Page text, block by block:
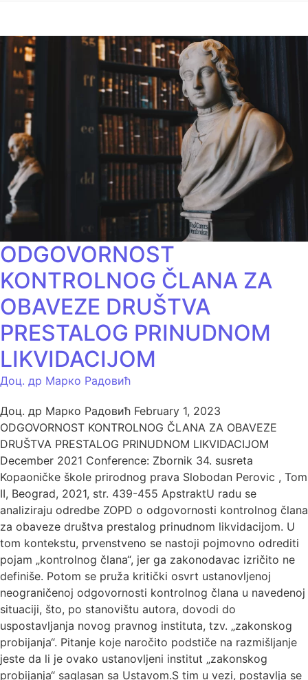
ODGOVORNOST
KONTROLNOG ČLANA ZA
OBAVEZE DRUŠTVA
PRESTALOG PRINUDNOM
LIKVIDACIJOM
Доц. др Марко Радовић
Доц. др Марко Радовић February 1, 2023
ODGOVORNOST KONTROLNOG ČLANA ZA OBAVEZE
DRUŠTVA PRESTALOG PRINUDNOM LIKVIDACIJOM
December 2021 Conference: Zbornik 34. susreta
Kopaoničke škole prirodnog prava Slobodan Perovic , Tom
II, Beograd, 2021, str. 439-455 ApstraktU radu se
analiziraju odredbe ZOPD o odgovornosti kontrolnog člana
za obaveze društva prestalog prinudnom likvidacijom. U
tom kontekstu, prvenstveno se nastoji pojmovno odrediti
pojam „kontrolnog člana“, jer ga zakonodavac izričito ne
definiše. Potom se pruža kritički osvrt ustanovljenoj
neograničenoj odgovornosti kontrolnog člana u navedenoj
situaciji, što, po stanovištu autora, dovodi do
uspostavljanja novog pravnog instituta, tzv. „zakonskog
probijanja“. Pitanje koje naročito podstiče na razmišljanje
jeste da li je ovako ustanovljeni institut „zakonskog
probijanja“ saglasan sa Ustavom.S tim u vezi, postavlja se